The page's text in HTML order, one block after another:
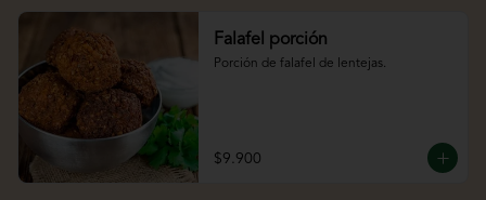
Falafel porción
Porción de falafel de lentejas.
$9.900